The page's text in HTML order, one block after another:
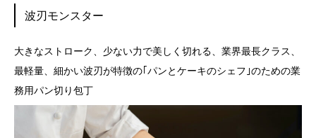
波刃モンスター
大きなストローク、少ない力で美しく切れる、業界最長クラス、
最軽量、細かい波刃が特徴の｢パンとケーキのシェフ｣のための業
務用パン切り包丁